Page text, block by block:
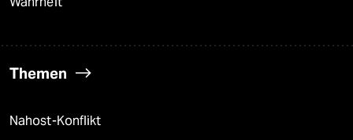
Themen
Nahost-Konflikt